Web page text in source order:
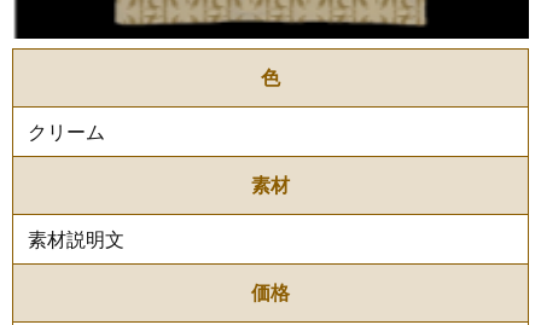
色
クリーム
素材
素材説明文
価格